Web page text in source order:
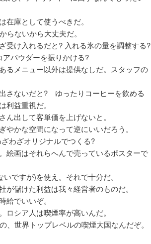
庫として使うべきだ。
らないから大丈夫だ。
受け入れるだと? 入れる氷の量を調整する?
パウダーを振りかける?
るメニュー以外は提供なしだ。スタッフの
さないだと? ゆったりコーヒーを飲める
利益重視だ。
出して客単価を上げないと。
かな空間になって逆にいいだろう。
わざオリジナルでつくる?
絵画はそれらへんで売っているポスターで
ですが)を使え。それで十分だ。
儲けた利益は我々経営者のものだ。
給でいいぞ。
ロシア人は喫煙率が高いんだ。
、世界トップレベルの喫煙大国なんだぞ。